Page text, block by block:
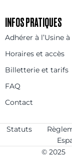
INFOS PRATIQUES
Adhérer à l’Usine
Horaires et accès
Billetterie et tarifs
FAQ
Contact
Statuts
© 2025